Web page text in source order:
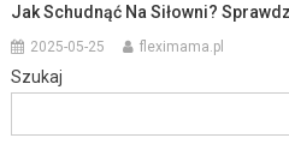
Jak Schudnąć Na Siłowni?
2025-05-25 fleximama.pl
Szukaj